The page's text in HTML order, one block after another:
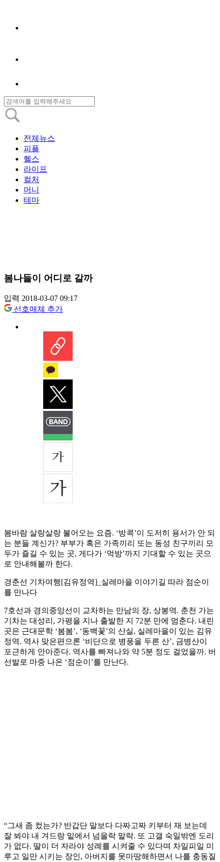
전체뉴스
피플
헬스
라이프
컬처
머니
테마
봄나들이 어디로 갈까
입력 2018-03-07 09:17
선호매체 추가
봄바람 살랑살랑 불어오는 요즘. ‘방콕’이 도저히 용서가 안 되
는 분들 계신가? 부부가 혹은 가족끼리 또는 동성 친구끼리 모
두가 즐길 수 있는 곳, 게다가 ‘먹방’까지 기대할 수 있는 곳으
로 안내해볼까 한다.
경춘선 기차여행[김유정역]_실레마을 이야기길 따라 점순이
를 만나다
7호선과 경의중앙선이 교차하는 만남의 장, 상봉역. 춘천 가는
기차는 대성리, 가평을 지나 출발한 지 72분 만에 멈춘다. 내린
곳은 근대문학 ‘봄봄’, ‘동백꽃’의 산실, 실레마을이 있는 김유
정역. 역사 맞은편으론 ‘비단으로 병풍을 두른 산’, 금병산이
포근하게 안아준다. 역사를 빠져나와 약 5분 정도 걸었을까. 버
선발로 마중 나온 ‘점순이’를 만난다.
“그새 좀 컸는가? 반갑단 말보다 다짜고짜 키부터 재 보는데
잘 봐야 내 겨드랑 밑에서 넘을락 말락. 또 고갤 숙일밖엔 도리
가 없다. 딸이 더 자라야 성례를 시켜줄 수 있다며 차일피일 미
루고 일만 시키는 장인, 아버지를 못마땅해하면서 나를 충동질